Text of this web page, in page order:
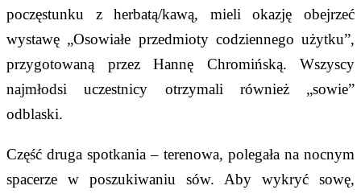
poczęstunku z herbatą/kawą, mieli okazję obejrzeć
wystawę „Osowiałe przedmioty codziennego użytku”,
przygotowaną przez Hannę Chromińską. Wszyscy
najmłodsi uczestnicy otrzymali również „sowie”
odblaski.
Część druga spotkania – terenowa, polegała na nocnym
spacerze w poszukiwaniu sów. Aby wykryć sowę,